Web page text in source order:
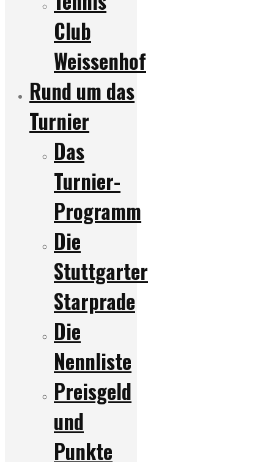
Club
Weissenhof
Rund um das
Turnier
Das
Turnier-
Programm
Die
Stuttgarter
Starprade
Die
Nennliste
Preisgeld
und
Punkte